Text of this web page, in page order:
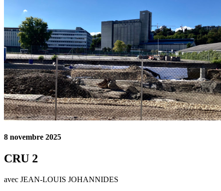
8 novembre 2025
CRU 2
avec JEAN-LOUIS JOHANNIDES